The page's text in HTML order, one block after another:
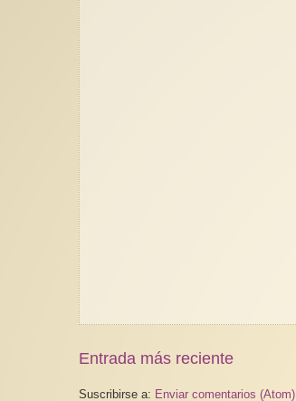
Entrada más reciente
Suscribirse a: Enviar comentarios (Atom)